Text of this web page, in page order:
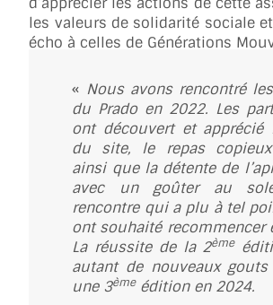
les valeurs de solidarité sociale
écho à celles de Générations
« Nous avons rencontré
du Prado en 2022. Les
ont découvert et apprécié
du site, le repas
ainsi que la détente de
avec un goûter au
rencontre qui a plu à tel
ont souhaité recommencer
La réussite de la 2ème
autant de nouveaux gouts
une 3èmeédition en 2024.